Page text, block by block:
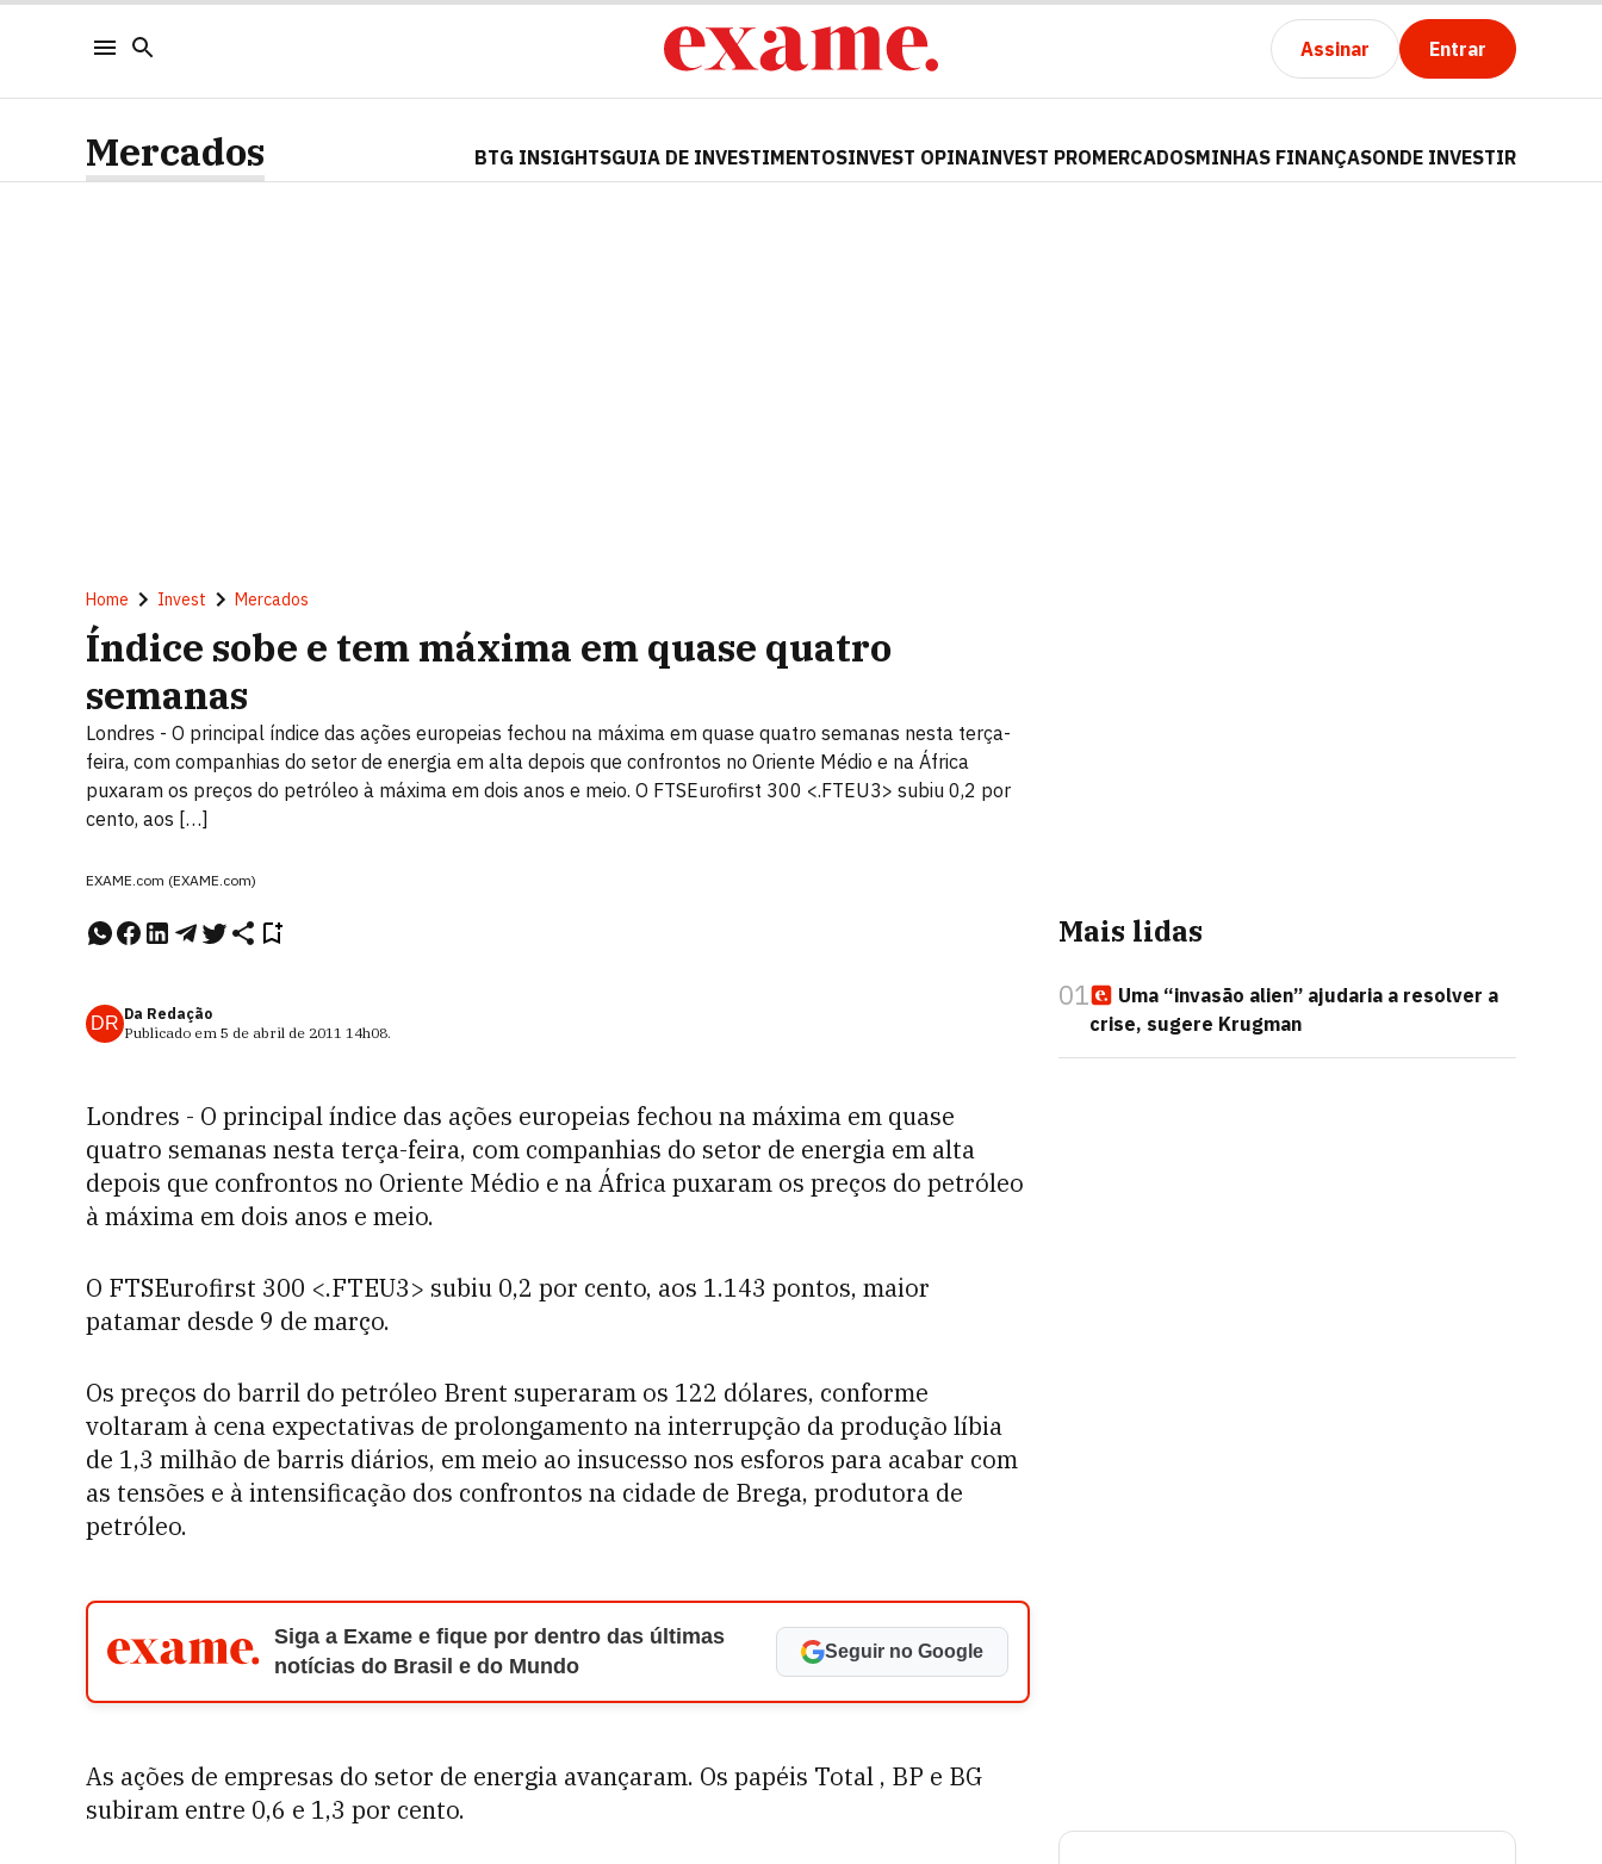
Assinar Entrar
Mercados BTG INSIGHTSGUIA DE INVESTIMENTOSINVEST OPINAINVEST PROMERCADOSMINHAS FINANÇASONDE INVESTIR
Home Invest Mercados
Índice sobe e tem máxima em quase quatro
semanas
Londres - O principal índice das ações europeias fechou na máxima em quase quatro semanas nesta terça-
feira, com companhias do setor de energia em alta depois que confrontos no Oriente Médio e na África
puxaram os preços do petróleo à máxima em dois anos e meio. O FTSEurofirst 300 <.FTEU3> subiu 0,2 por
cento, aos […]
EXAME.com (EXAME.com)
DR Da Redação
Publicado em 5 de abril de 2011 14h08.
Londres - O principal índice das ações europeias fechou na máxima em quase
quatro semanas nesta terça-feira, com companhias do setor de energia em alta
depois que confrontos no Oriente Médio e na África puxaram os preços do petróleo
à máxima em dois anos e meio.
O FTSEurofirst 300 <.FTEU3> subiu 0,2 por cento, aos 1.143 pontos, maior
patamar desde 9 de março.
Os preços do barril do petróleo Brent superaram os 122 dólares, conforme
voltaram à cena expectativas de prolongamento na interrupção da produção líbia
de 1,3 milhão de barris diários, em meio ao insucesso nos esforos para acabar com
as tensões e à intensificação dos confrontos na cidade de Brega, produtora de
petróleo.
Siga a Exame e fique por dentro das últimas
notícias do Brasil e do Mundo
Seguir no Google
As ações de empresas do setor de energia avançaram. Os papéis Total , BP e BG
subiram entre 0,6 e 1,3 por cento.
Mais lidas
01
Uma “invasão alien” ajudaria a resolver a
crise, sugere Krugman